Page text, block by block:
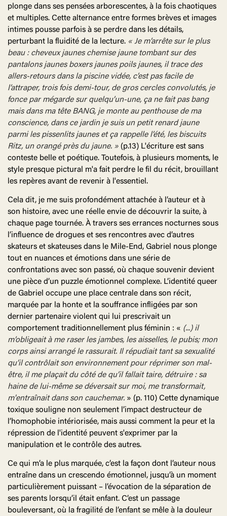
plonge dans ses pensées arborescentes, à la fois chaotiques
et multiples. Cette alternance entre formes brèves et images
intimes pousse parfois à se perdre dans les détails,
perturbant la fluidité de la lecture. « Je m’arrête sur le plus
beau : cheveux jaunes chemise jaune tombant sur des
pantalons jaunes boxers jaunes poils jaunes, il trace des
allers-retours dans la piscine vidée, c’est pas facile de
l’attraper, trois fois demi-tour, de gros cercles convolutés, je
fonce par mégarde sur quelqu’un-une, ça ne fait pas bang
mais dans ma tête BANG, je monte au penthouse de ma
conscience, dans ce jardin je suis un petit renard jaune
parmi les pissenlits jaunes et ça rappelle l’été, les biscuits
Ritz, un orangé près du jaune. » (p.13) L'écriture est sans
conteste belle et poétique. Toutefois, à plusieurs moments, le
style presque pictural m'a fait perdre le fil du récit, brouillant
les repères avant de revenir à l'essentiel.
Cela dit, je me suis profondément attachée à l’auteur et à
son histoire, avec une réelle envie de découvrir la suite, à
chaque page tournée. À travers ses errances nocturnes sous
l’influence de drogues et ses rencontres avec d’autres
skateurs et skateuses dans le Mile-End, Gabriel nous plonge
tout en nuances et émotions dans une série de
confrontations avec son passé, où chaque souvenir devient
une pièce d’un puzzle émotionnel complexe. L’identité queer
de Gabriel occupe une place centrale dans son récit,
marquée par la honte et la souffrance infligées par son
dernier partenaire violent qui lui prescrivait un
comportement traditionnellement plus féminin : « (...) il
m’obligeait à me raser les jambes, les aisselles, le pubis; mon
corps ainsi arrangé le rassurait. Il répudiait tant sa sexualité
qu’il contrôlait son environnement pour réprimer son mal-
être, il me plaçait du côté de qu’il fallait taire, détruire : sa
haine de lui-même se déversait sur moi, me transformait,
m'entraînait dans son cauchemar. » (p. 110) Cette dynamique
toxique souligne non seulement l’impact destructeur de
l’homophobie intériorisée, mais aussi comment la peur et la
répression de l'identité peuvent s'exprimer par la
manipulation et le contrôle des autres.
Ce qui m’a le plus marquée, c’est la façon dont l’auteur nous
entraîne dans un crescendo émotionnel, jusqu’à un moment
particulièrement puissant – l’évocation de la séparation de
ses parents lorsqu’il était enfant. C’est un passage
bouleversant, où la fragilité de l’enfant se mêle à la douleur